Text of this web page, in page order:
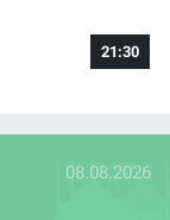
21:30
08.08.2026